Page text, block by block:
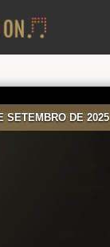
SETEMBRO DE 2025